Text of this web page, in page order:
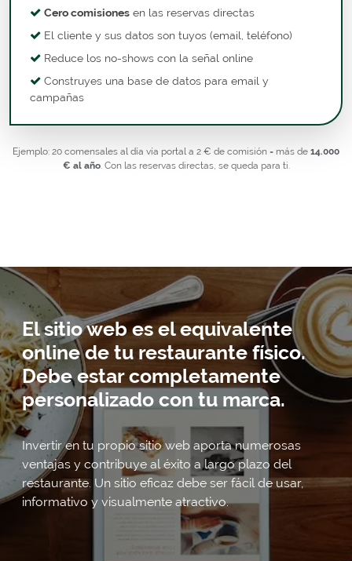
Cero comisiones en las reservas directas
El cliente y sus datos son tuyos (email, teléfono)
Reduce los no-shows con la señal online
Construyes una base de datos para email y
campañas
Ejemplo: 20 comensales al día vía portal a 2 € de comisión = más de 14.000
€ al año. Con las reservas directas, se queda para ti.
El sitio web es el equivalente
online de tu restaurante físico.
Debe estar completamente
personalizado con tu marca.
Invertir en tu propio sitio web aporta numerosas
ventajas y contribuye al éxito a largo plazo del
restaurante. Un sitio eficaz debe ser fácil de usar,
informativo y visualmente atractivo.